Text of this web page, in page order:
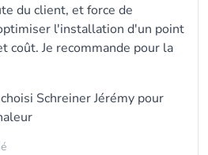
du client, et force de
l'installation d'un point
coût. Je recommande pour la
Schreiner Jérémy pour